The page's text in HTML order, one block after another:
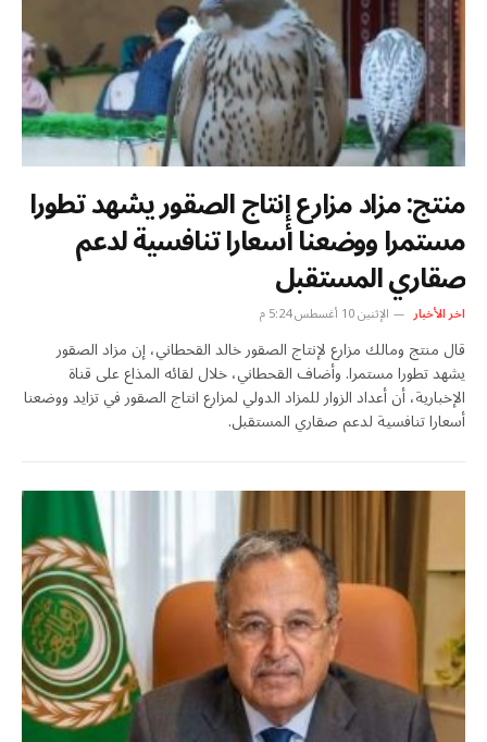
منتج: مزاد مزارع إنتاج الصقور يشهد تطورا
مستمرا ووضعنا أسعارا تنافسية لدعم
صقاري المستقبل
اخر الأخبار الإثنين 10 أغسطس 5:24 م
قال منتج ومالك مزارع لإنتاج الصقور خالد القحطاني، إن مزاد الصقور
يشهد تطورا مستمرا. وأضاف القحطاني، خلال لقائه المذاع على قناة
الإخبارية، أن أعداد الزوار للمزاد الدولي لمزارع انتاج الصقور في تزايد ووضعنا
أسعارا تنافسية لدعم صقاري المستقبل.